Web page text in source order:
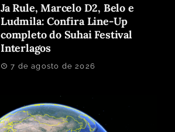
Ja Rule, Marcelo D2, Belo e
Ludmila: Confira Line-Up
completo do Suhai Festival
Interlagos
7 de agosto de 2026